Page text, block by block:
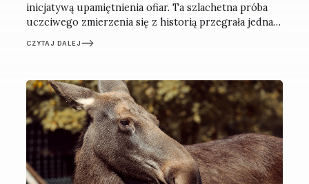
inicjatywą upamiętnienia ofiar. Ta szlachetna próba
uczciwego zmierzenia się z historią przegrała jednak
z lokalną zaściankowością.
CZYTAJ DALEJ